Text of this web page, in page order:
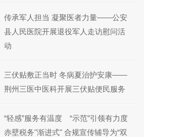
传承军人担当 凝聚医者力量——公安
县人民医院开展退役军人走访慰问活
动
三伏贴敷正当时 冬病夏治护安康——
荆州三医中医科开展三伏贴便民服务
“轻感”服务有温度 “示范”引领有力度
赤壁税务"渐进式" 合规宣传辅导为“双